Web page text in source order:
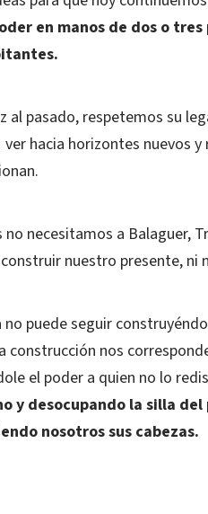
en manos de dos o
al pasado, respetemos su
hacia horizontes nuevos
necesitamos a Balaguer,
nuestro presente, ni
puede seguir
construcción nos
el poder a quien no lo
y desocupando la silla
nosotros sus cabezas.